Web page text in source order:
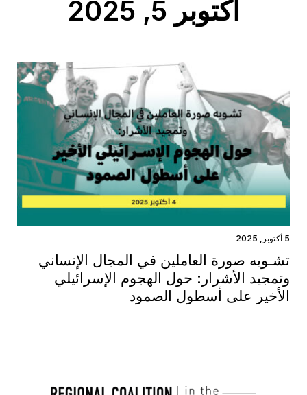
أكتوبر 5, 2025
5 أكتوبر, 2025
تشـويه صورة العاملين في المجال الإنساني
وتمجيد الأشرار: حول الهجوم الإسرائيلي
الأخير على أسطول الصمود